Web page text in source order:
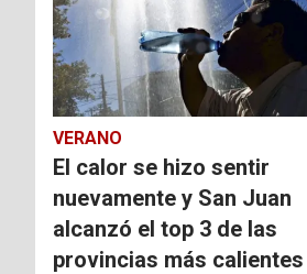
VERANO
El calor se hizo sentir
nuevamente y San Juan
alcanzó el top 3 de las
provincias más calientes